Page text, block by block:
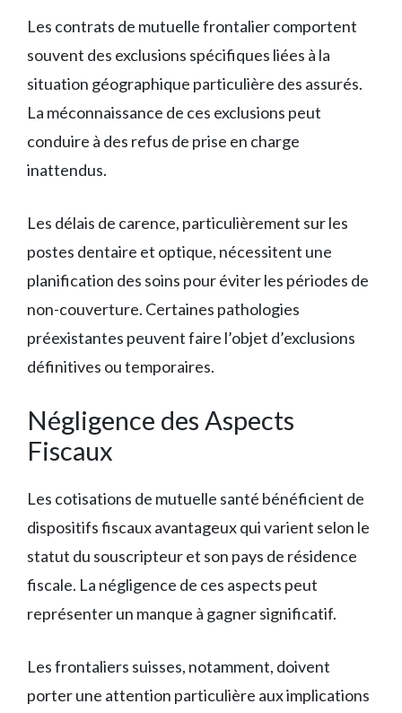
Les contrats de mutuelle frontalier comportent
souvent des exclusions spécifiques liées à la
situation géographique particulière des assurés.
La méconnaissance de ces exclusions peut
conduire à des refus de prise en charge
inattendus.
Les délais de carence, particulièrement sur les
postes dentaire et optique, nécessitent une
planification des soins pour éviter les périodes de
non-couverture. Certaines pathologies
préexistantes peuvent faire l’objet d’exclusions
définitives ou temporaires.
Négligence des Aspects
Fiscaux
Les cotisations de mutuelle santé bénéficient de
dispositifs fiscaux avantageux qui varient selon le
statut du souscripteur et son pays de résidence
fiscale. La négligence de ces aspects peut
représenter un manque à gagner significatif.
Les frontaliers suisses, notamment, doivent
porter une attention particulière aux implications